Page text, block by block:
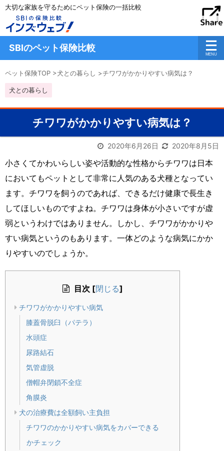
大切な家族を守るためにペット保険の一括比較
SBIのペット保険比較
ペット保険TOP >犬との暮らし >チワワがかかりやすい病気は？
犬との暮らし
チワワがかかりやすい病気は？
2020年6月26日 2020年8月5日
小さくてかわいらしい姿や活動的な性格からチワワは日本
においてもペットとして非常に人気のある犬種となってい
ます。チワワを飼うのであれば、できるだけ健康で長生き
してほしいものですよね。チワワは身体が小さいですが虚
弱というわけではありません。しかし、チワワがかかりや
すい病気というのもあります。一体どのような病気にかか
りやすいのでしょうか。
目次 [閉じる]
チワワがかかりやすい病気
膝蓋骨脱臼（パテラ）
水頭症
尿路結石
気管虚脱
僧帽弁閉鎖不全症
角膜炎
犬の治療費は全額飼い主負担
チワワのかかりやすい病気をカバーできる
かチェック